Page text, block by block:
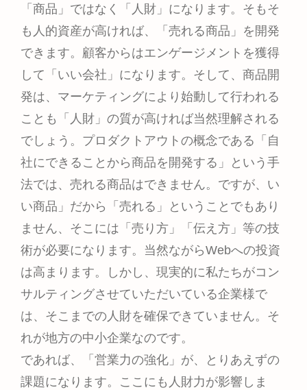
「商品」ではなく「人財」になります。そもそ
も人的資産が高ければ、「売れる商品」を開発
できます。顧客からはエンゲージメントを獲得
して「いい会社」になります。そして、商品開
発は、マーケティングにより始動して行われる
ことも「人財」の質が高ければ当然理解される
でしょう。プロダクトアウトの概念である「自
社にできることから商品を開発する」という手
法では、売れる商品はできません。ですが、い
い商品」だから「売れる」ということでもあり
ません、そこには「売り方」「伝え方」等の技
術が必要になります。当然ながらWebへの投資
は高まります。しかし、現実的に私たちがコン
サルティングさせていただいている企業様で
は、そこまでの人財を確保できていません。そ
れが地方の中小企業なのです。
であれば、「営業力の強化」が、とりあえずの
課題になります。ここにも人財力が影響しま